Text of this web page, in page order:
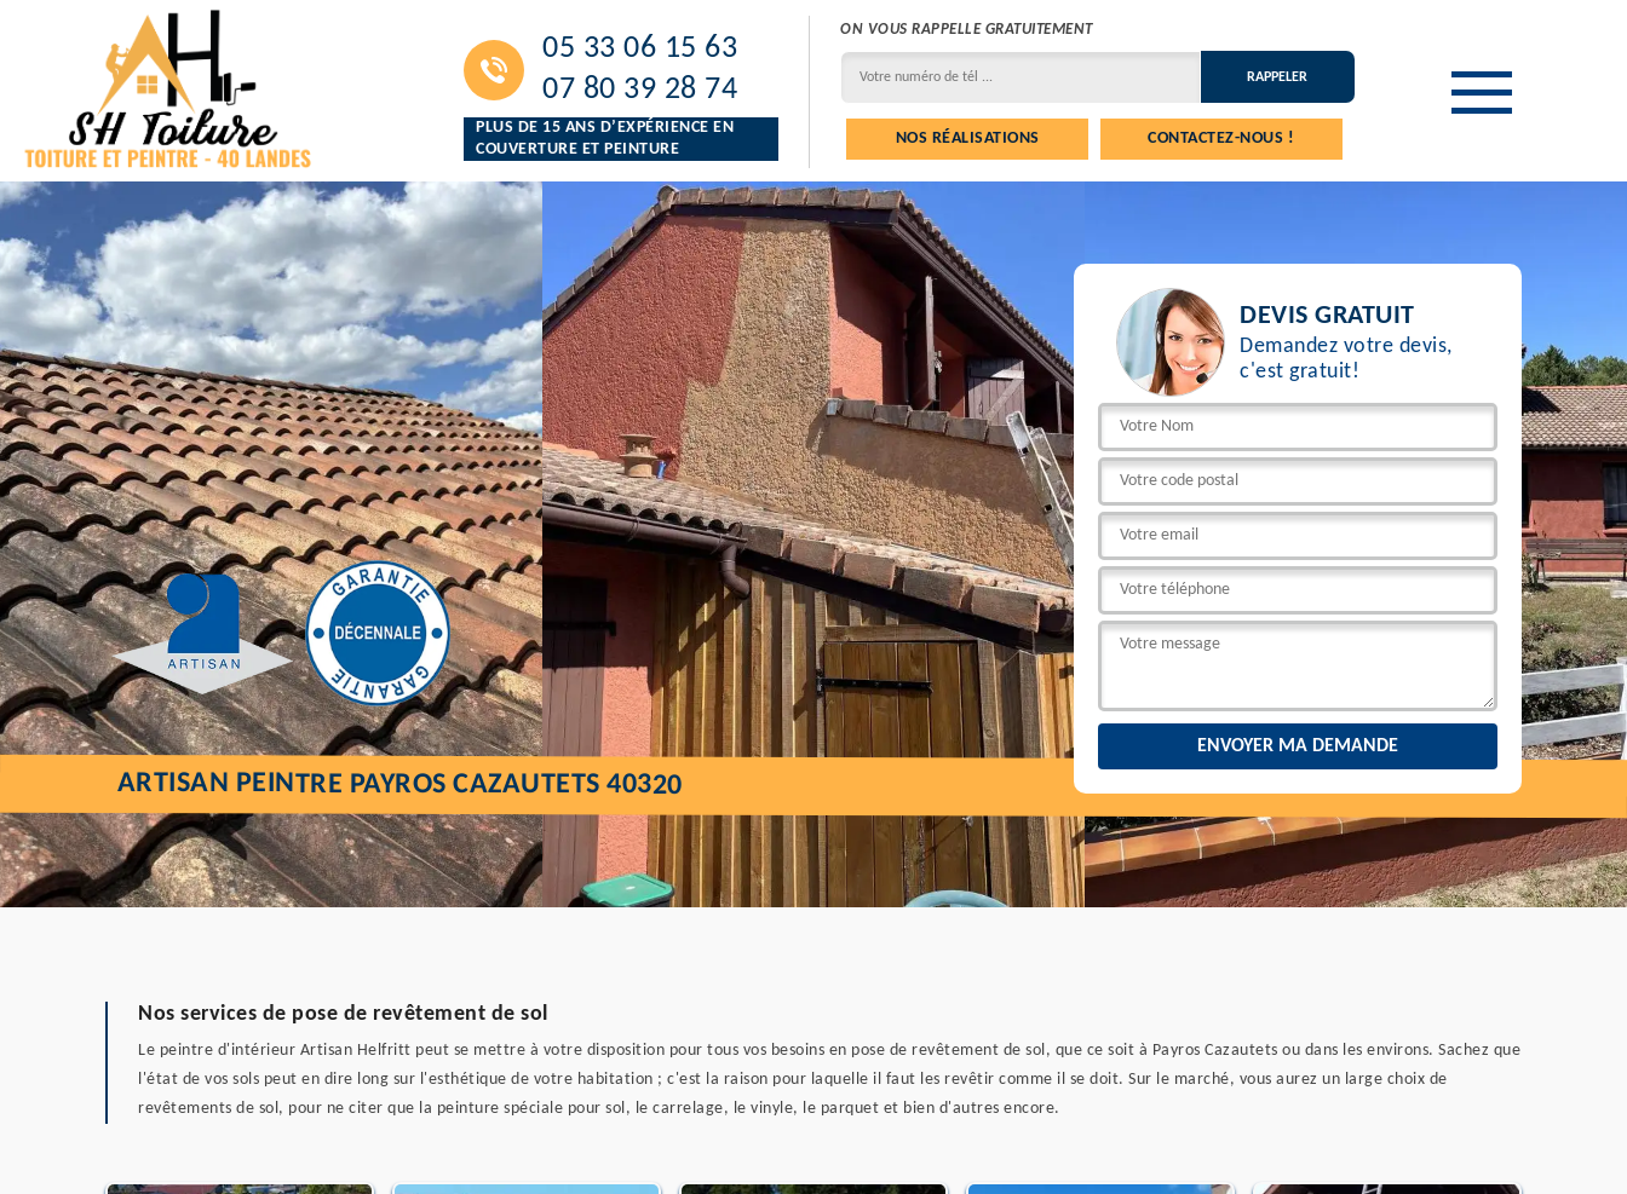
05 33 06 15 63
07 80 39 28 74
PLUS DE 15 ANS D’EXPÉRIENCE EN
COUVERTURE ET PEINTURE
ON VOUS RAPPELLE GRATUITEMENT
NOS RÉALISATIONS CONTACTEZ-NOUS !
DEVIS GRATUIT
Demandez votre devis,
c'est gratuit!
ARTISAN PEINTRE PAYROS CAZAUTETS 40320
Nos services de pose de revêtement de sol
Le peintre d'intérieur Artisan Helfritt peut se mettre à votre disposition pour tous vos besoins en pose de revêtement de sol, que ce soit à Payros Cazautets ou dans les environs. Sachez que
l'état de vos sols peut en dire long sur l'esthétique de votre habitation ; c'est la raison pour laquelle il faut les revêtir comme il se doit. Sur le marché, vous aurez un large choix de
revêtements de sol, pour ne citer que la peinture spéciale pour sol, le carrelage, le vinyle, le parquet et bien d'autres encore.